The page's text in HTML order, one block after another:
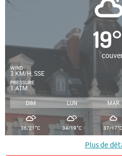
19°
WIND
3 KM/H, SSE
PRESSURE
1 ATM
DIM LUN MAR
36/21°C 34/19°C 37/17°C
Plus de